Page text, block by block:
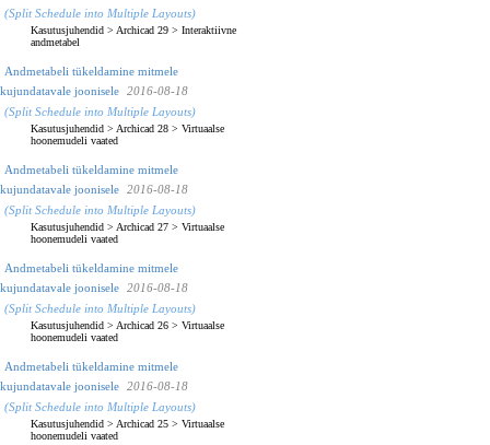
(Split Schedule into Multiple Layouts)
Kasutusjuhendid > Archicad 29 > Interaktiivne
andmetabel
Andmetabeli tükeldamine mitmele
kujundatavale joonisele
2016-08-18
(Split Schedule into Multiple Layouts)
Kasutusjuhendid > Archicad 28 > Virtuaalse
hoonemudeli vaated
Andmetabeli tükeldamine mitmele
kujundatavale joonisele
2016-08-18
(Split Schedule into Multiple Layouts)
Kasutusjuhendid > Archicad 27 > Virtuaalse
hoonemudeli vaated
Andmetabeli tükeldamine mitmele
kujundatavale joonisele
2016-08-18
(Split Schedule into Multiple Layouts)
Kasutusjuhendid > Archicad 26 > Virtuaalse
hoonemudeli vaated
Andmetabeli tükeldamine mitmele
kujundatavale joonisele
2016-08-18
(Split Schedule into Multiple Layouts)
Kasutusjuhendid > Archicad 25 > Virtuaalse
hoonemudeli vaated